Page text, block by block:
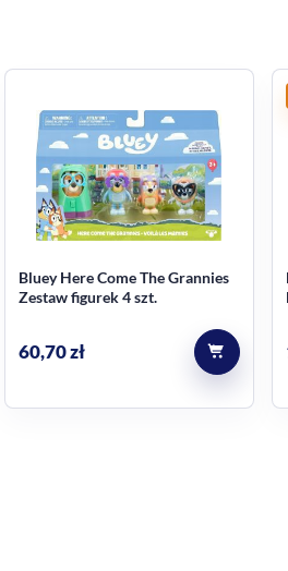
Bluey Here Come The Grannies
Zestaw figurek 4 szt.
60,70zł